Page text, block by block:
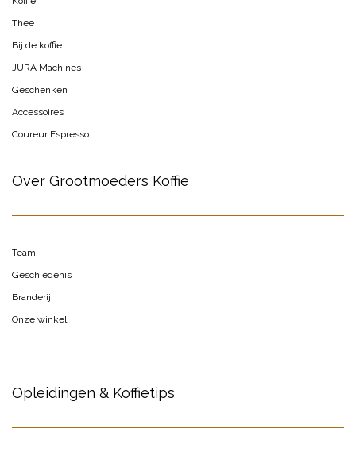
Thee
Bij de koffie
JURA Machines
Geschenken
Accessoires
Coureur Espresso
Over Grootmoeders Koffie
Team
Geschiedenis
Branderij
Onze winkel
Opleidingen & Koffietips